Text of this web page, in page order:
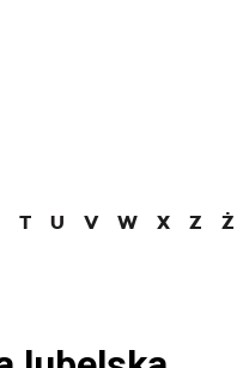
T U V W X Z
Ż